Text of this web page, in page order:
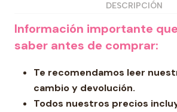
DESCRIPCIÓN
Información importante
saber antes de comprar:
Te recomendamos leer
cambio y devolución.
Todos nuestros precios